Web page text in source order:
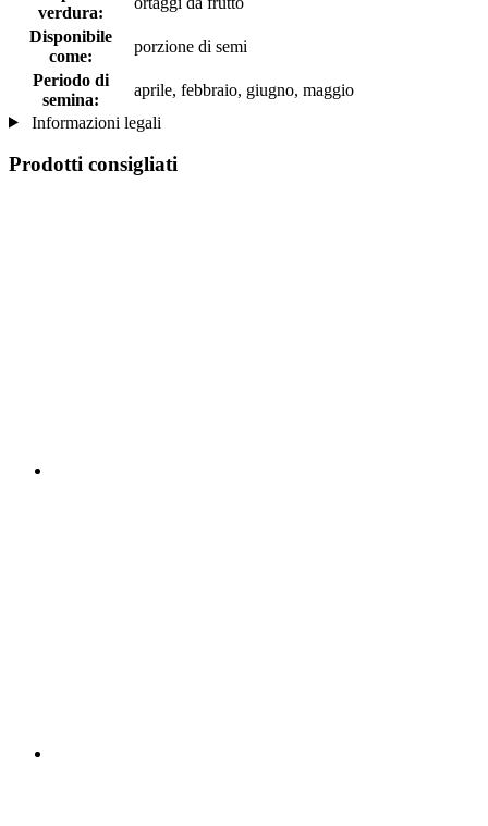
verdura:
Disponibile
come:
porzione di semi
Periodo di
semina:
aprile, febbraio, giugno, maggio
Informazioni legali
Prodotti consigliati